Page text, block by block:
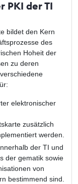
PKI der TI
bildet den Kern
des
Hoheit der
zu deren
elektronischer
zusätzlich
werden.
der TI und
der gematik sowie
von
bestimmend sind.